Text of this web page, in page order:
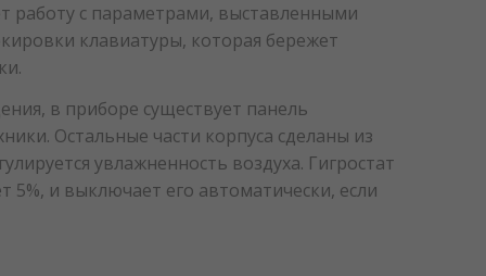
работу с параметрами, выставленными
клавиатуры, которая бережет
в приборе существует панель
Остальные части корпуса сделаны из
увлажненность воздуха. Гигростат
и выключает его автоматически, если